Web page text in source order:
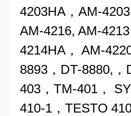
4203HA，AM-
AM-4216, AM-
4214HA， AM-
8893， DT-8880,
403，TM-401，
410-1 ，TESTO